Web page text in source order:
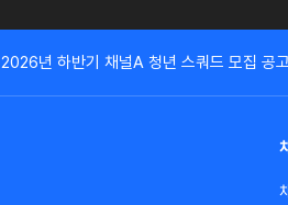
2026년 하반기 채널A 청년 스쿼드 모집 공